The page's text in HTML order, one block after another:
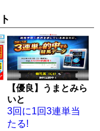
【優良】うまとみら
いと
3回に1回3連単当
たる!